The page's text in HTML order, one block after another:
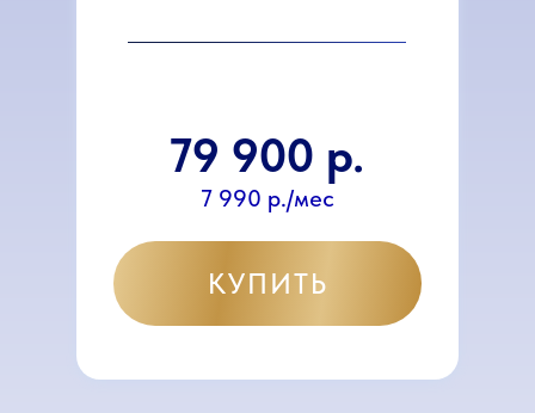
КУПИТЬ
79 900 р.
7 990 р./мес